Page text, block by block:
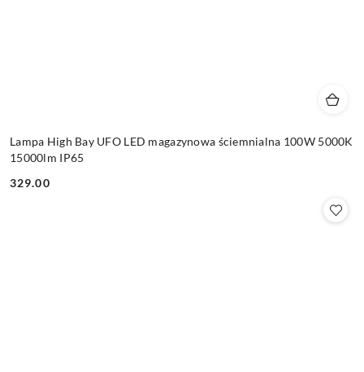
Lampa High Bay UFO LED magazynowa ściemnialna 100W 5000K
15000lm IP65
Cena:
329.00